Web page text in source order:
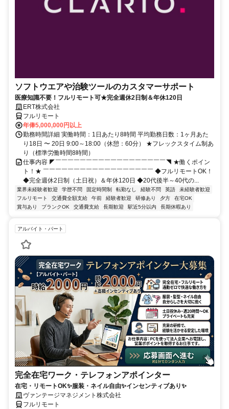
ソフトウエアや治験ツールのカスタマーサポート
医療知識不要！フルリモート可★完全週休2日制＆年休120日
ERT株式会社
フルリモート
年俸5,000,000円以上
勤務時間詳細 実働時間：1日あたり8時間 平均勤務日数：1ヶ月あた
り18日 〜 20日 9:00～18:00（休憩：60分） ★フレックスタイム制あ
り（標準労働時間8時間）
仕事内容 ◤￣￣￣￣￣￣￣￣￣￣￣￣￣￣￣￣￣￣◥ ★働くポイン
ト！★ ￣￣￣￣￣￣￣￣￣￣￣￣￣￣￣￣￣￣ ◆フルリモートOK！
◆完全週休2日制（土日祝）＆年休120日 ◆20代後半～40代の...
業界未経験者歓迎 学歴不問 固定時間制 転勤なし 経験不問 英語
未経験者歓迎
フルリモート
交通費全額支給 午前 経験者歓迎 研修あり 夕方
在宅OK
賞与あり
ブランクOK 交通費支給 長期歓迎 駅近5分以内 長期休暇あり
アルバイト・パート
完全在宅ワーク・テレフォンアポインター
在宅・リモートOK✨服装・ネイル自由✨インセンティブあり✨
ヴァンテージマネジメント株式会社
フルリモート